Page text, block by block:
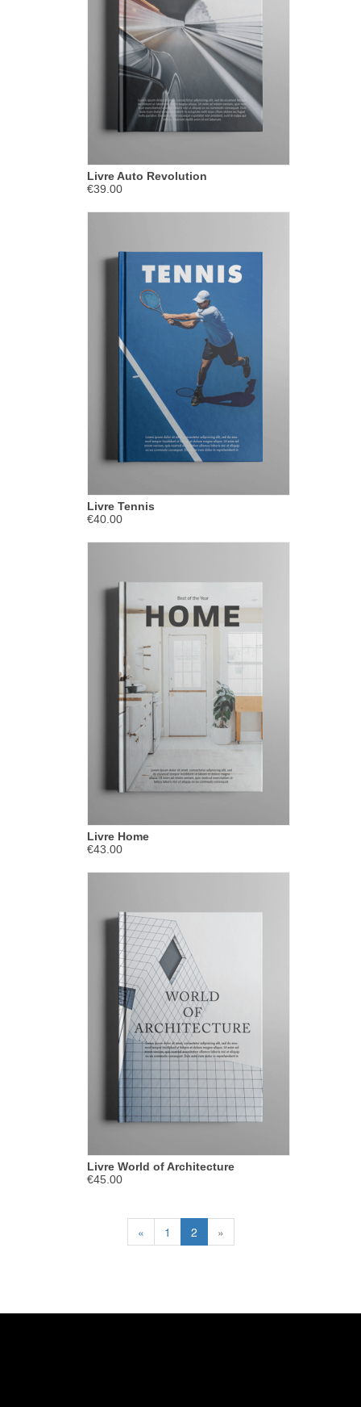
Livre Auto Revolution
€39.00
Livre Tennis
€40.00
Livre Home
€43.00
Livre World of Architecture
€45.00
« 1 2 »